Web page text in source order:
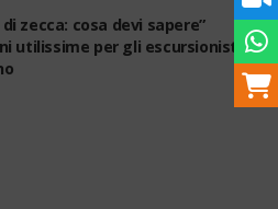
zecca: cosa devi sapere”
utilissime per gli escursionisti